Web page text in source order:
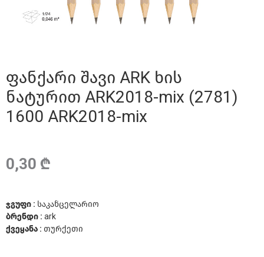
ფანქარი შავი ARK ხის
ნატურით ARK2018-mix (2781)
1600 ARK2018-mix
0,30 ₾
ჯგუფი : საკანცელარიო
ბრენდი : ark
ქვეყანა : თურქეთი